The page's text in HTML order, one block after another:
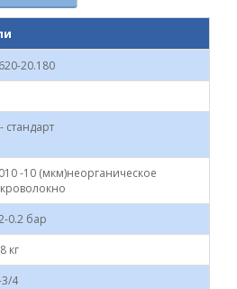
20.180
стандарт
-10 (мкм)неорганическое
0.2 бар
кг
3/4